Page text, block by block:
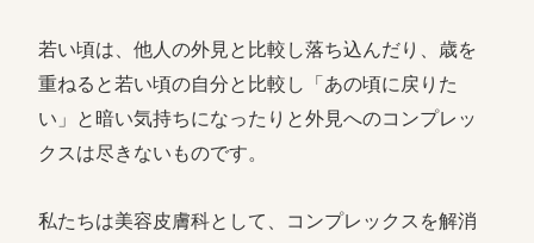
若い頃は、他人の外見と比較し落ち込んだり、歳を
重ねると若い頃の自分と比較し「あの頃に戻りた
い」と暗い気持ちになったりと外見へのコンプレッ
クスは尽きないものです。
私たちは美容皮膚科として、コンプレックスを解消